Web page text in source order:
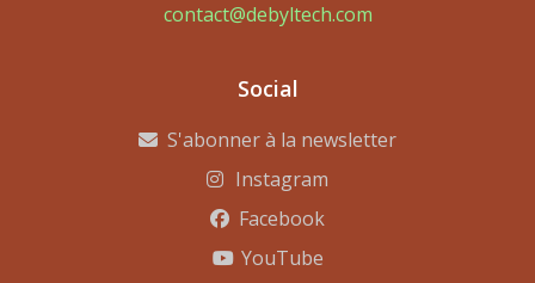
contact@debyltech.com
Social
S'abonner à la newsletter
Instagram
Facebook
YouTube